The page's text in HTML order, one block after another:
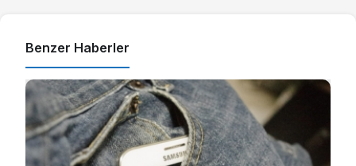
Benzer Haberler